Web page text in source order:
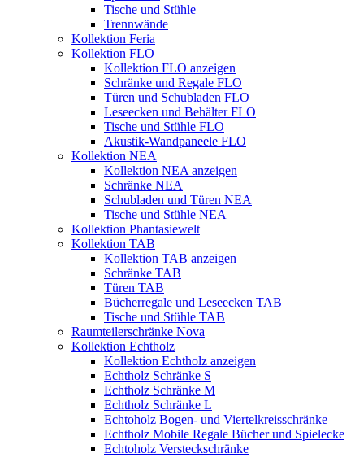
Tische und Stühle
Trennwände
Kollektion Feria
Kollektion FLO
Kollektion FLO anzeigen
Schränke und Regale FLO
Türen und Schubladen FLO
Leseecken und Behälter FLO
Tische und Stühle FLO
Akustik-Wandpaneele FLO
Kollektion NEA
Kollektion NEA anzeigen
Schränke NEA
Schubladen und Türen NEA
Tische und Stühle NEA
Kollektion Phantasiewelt
Kollektion TAB
Kollektion TAB anzeigen
Schränke TAB
Türen TAB
Bücherregale und Leseecken TAB
Tische und Stühle TAB
Raumteilerschränke Nova
Kollektion Echtholz
Kollektion Echtholz anzeigen
Echtholz Schränke S
Echtholz Schränke M
Echtholz Schränke L
Echtoholz Bogen- und Viertelkreisschränke
Echtholz Mobile Regale Bücher und Spielecke
Echtoholz Versteckschränke